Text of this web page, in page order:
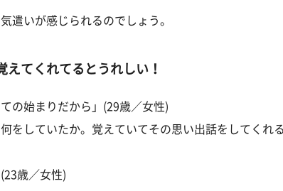
遣いが感じられるのでしょう。
えてくれてるとうれしい！
の始まりだから」(29歳／女性)
何をしていたか。覚えていてその思い出話をしてくれ
歳／女性)